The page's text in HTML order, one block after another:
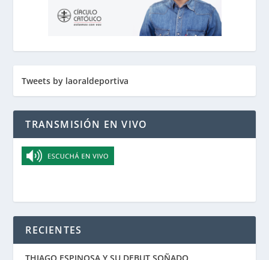
Tweets by laoraldeportiva
TRANSMISIÓN EN VIVO
RECIENTES